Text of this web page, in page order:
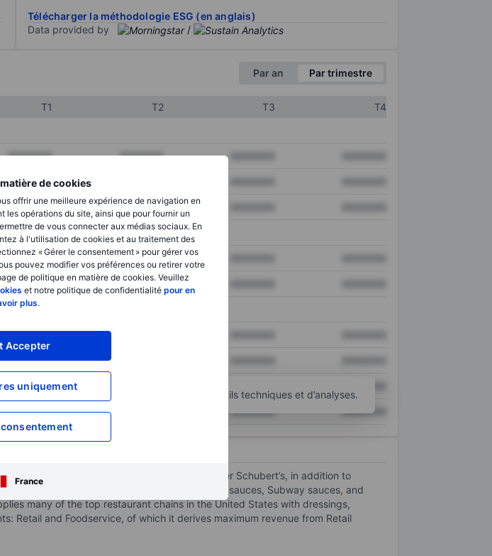
de cookies
offrir une meilleure expérience de navigation en
les opérations du site, ainsi que pour fournir un
de vous connecter aux médias sociaux. En
à l'utilisation de cookies et au traitement des
« Gérer le consentement » pour gérer vos
pouvez modifier vos préférences ou retirer votre
de politique en matière de cookies. Veuillez
et notre politique de confidentialité pour en
plus.
Accepter
uniquement
France
Télécharger la méthodologie ESG (en anglais)
Data provided by
/
Par an Par trimestre
T1 T2 T3
T4
XXXXXXX XXXXXXX
XXXXXXX
XXXXXXX XXXXXXX
XXXXXXX XXXXXXX
XXXXXXX XXXXXXX
XXXXXXX
XXXXXXX
XXXXXXX
XXXXXXX XXXXXXX XXXXXXX
Ouvrir un compte pour accéder à d’autres outils techniques et d’analyses.
include Marzetti, New York Bakery and Sister Schubert’s, in addition to
dressings, Buffalo Wild Wings sauces, Arby’s sauces, Subway sauces, and
many of the top restaurant chains in the United States with dressings,
Retail and Foodservice, of which it derives maximum revenue from Retail